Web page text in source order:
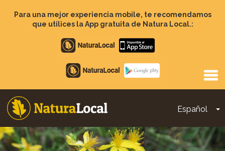
contenido
Para una mejor experiencia mobile, te recomendamos
que utilices la App gratuita de Natura Local.:
Apple
store
Google
Play
Español
Main
navigation